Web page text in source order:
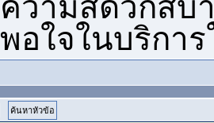
พอใจในบริกา